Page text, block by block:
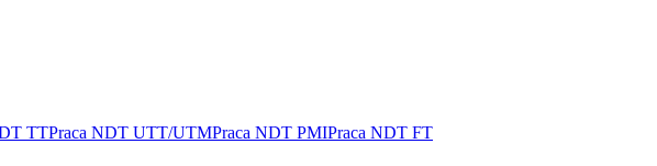
TTPraca NDT UTT/UTMPraca NDT PMIPraca NDT FT